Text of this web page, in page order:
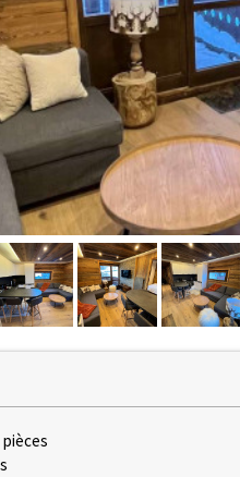
pièces